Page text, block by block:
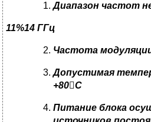
Диапазон частот
11%14 ГГц
Частота
Допустимая
+80С
Питание блока